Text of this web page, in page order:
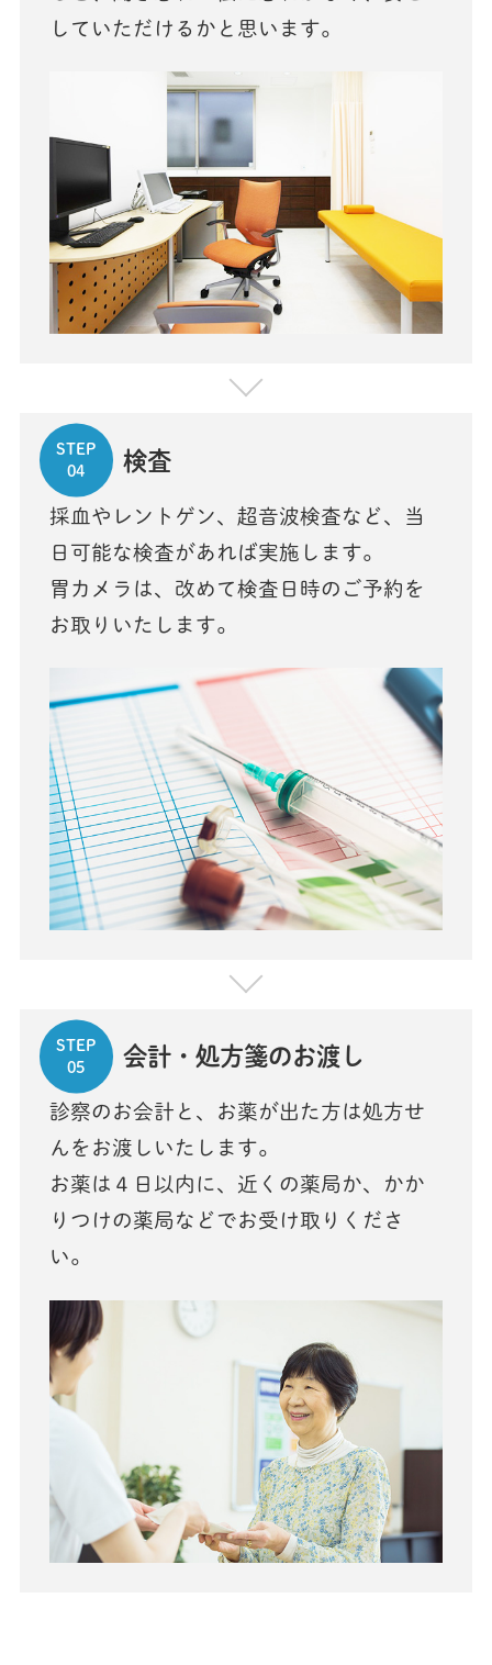
していただけるかと思います。
STEP
04
検査
採血やレントゲン、超音波検査など、当
日可能な検査があれば実施します。
胃カメラは、改めて検査日時のご予約を
お取りいたします。
STEP
05
会計・処方箋のお渡し
診察のお会計と、お薬が出た方は処方せ
んをお渡しいたします。
お薬は４日以内に、近くの薬局か、かか
りつけの薬局などでお受け取りくださ
い。